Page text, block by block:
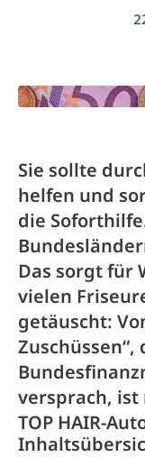
Sie sollte
helfen und
die
Das sorgt für
vielen
getäuscht:
versprach,
TOP HAIR-